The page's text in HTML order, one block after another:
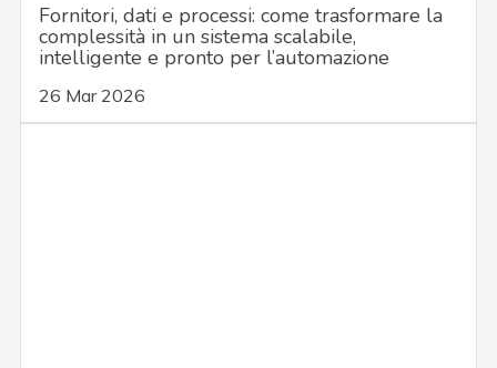
Fornitori, dati e processi: come trasformare la
complessità in un sistema scalabile,
intelligente e pronto per l’automazione
26 Mar 2026